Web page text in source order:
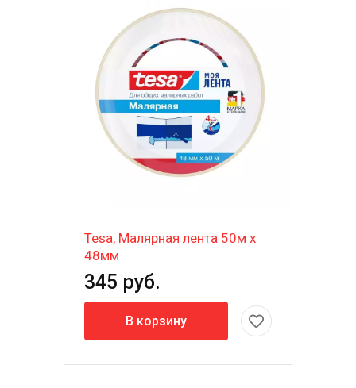
Tesa, Малярная лента 50м х
48мм
345 руб.
В корзину